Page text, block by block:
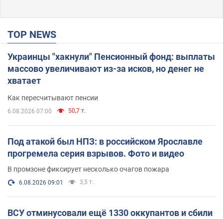
TOP NEWS
Украинцы "хакнули" Пенсионный фонд: выплаты
массово увеличивают из-за исков, но денег не
хватает
Как пересчитывают пенсии
6.08.2026 07:00 50,7 т.
Под атакой был НПЗ: в российском Ярославле
прогремела серия взрывов. Фото и видео
В промзоне фиксирует несколько очагов пожара
6.08.2026 09:01 3,5 т.
ВСУ отминусовали ещё 1330 оккупантов и сбили